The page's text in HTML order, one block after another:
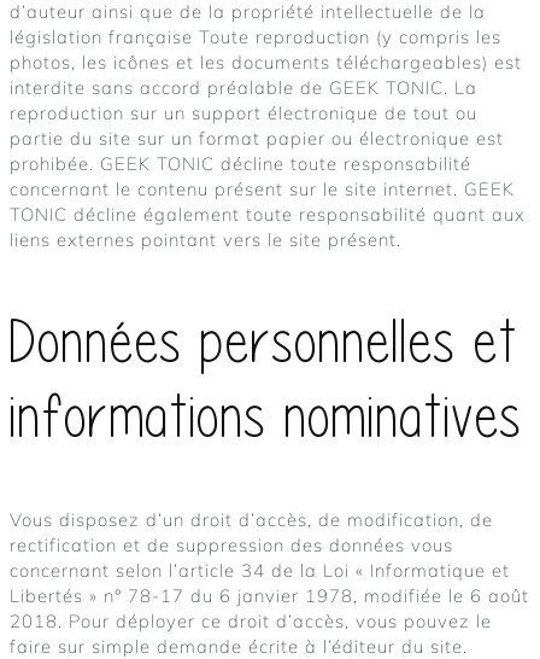
d’auteur ainsi que de la propriété intellectuelle de la
législation française Toute reproduction (y compris les
photos, les icônes et les documents téléchargeables) est
interdite sans accord préalable de GEEK TONIC. La
reproduction sur un support électronique de tout ou
partie du site sur un format papier ou électronique est
prohibée. GEEK TONIC décline toute responsabilité
concernant le contenu présent sur le site internet. GEEK
TONIC décline également toute responsabilité quant aux
liens externes pointant vers le site présent.
Données personnelles et
informations nominatives
Vous disposez d’un droit d’accès, de modification, de
rectification et de suppression des données vous
concernant selon l’article 34 de la Loi « Informatique et
Libertés » n° 78-17 du 6 janvier 1978, modifiée le 6 août
2018. Pour déployer ce droit d’accès, vous pouvez le
faire sur simple demande écrite à l’éditeur du site.